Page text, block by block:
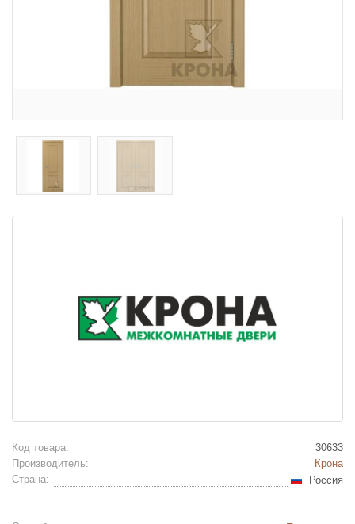
Код товара:
30633
Производитель:
Крона
Страна:
Россия